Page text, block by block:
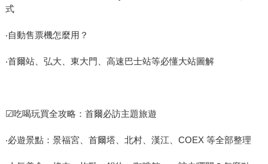
式
‧自動售票機怎麼用？
‧首爾站、弘大、東大門、高速巴士站等必懂大站圖解
☑吃喝玩買全攻略：首爾必訪主題旅遊
‧必遊景點：景福宮、首爾塔、北村、漢江、COEX 等全部整理